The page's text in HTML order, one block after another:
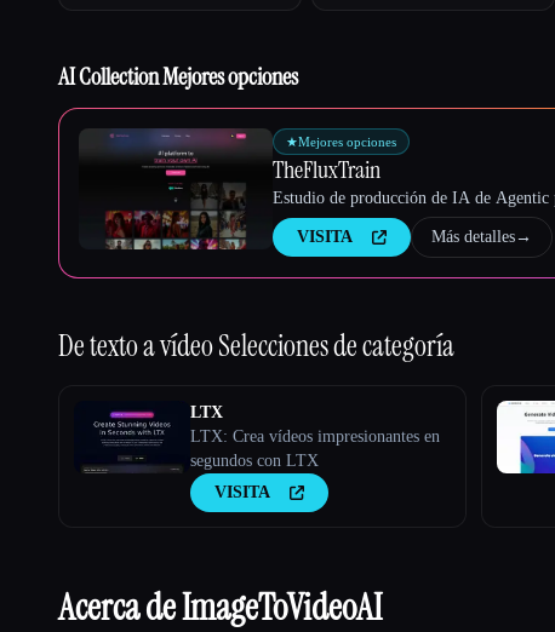
AI Collection Mejores opciones
★Mejores opciones
TheFluxTrain
Estudio de producción de IA de Agentic
VISITA Más detalles→
De texto a vídeoSelecciones de categoría
LTX
LTX: Crea vídeos impresionantes en
segundos con LTX
VISITA
Acerca de ImageToVideoAI